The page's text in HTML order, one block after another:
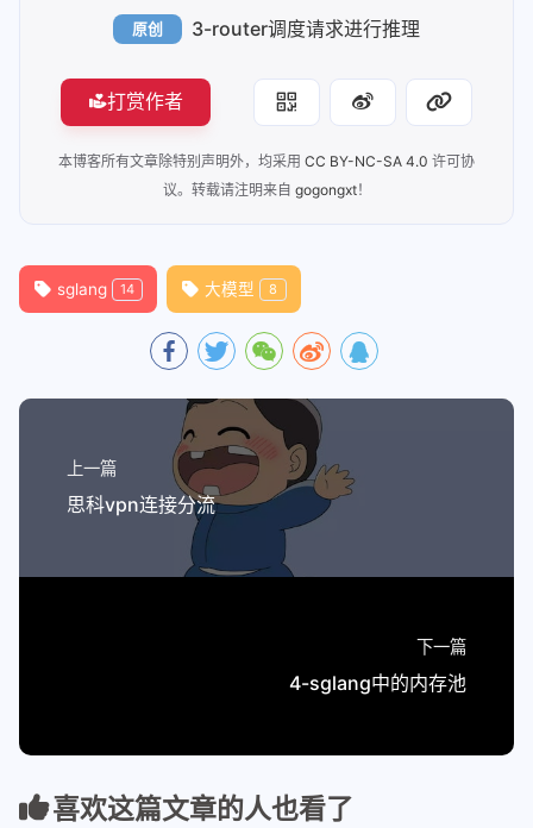
原创 3-router调度请求进行推理
打赏作者
本博客所有文章除特别声明外，均采用 CC BY-NC-SA 4.0 许可协
议。转载请注明来自 gogongxt！
sglang 14 大模型 8
上一篇
思科vpn连接分流
下一篇
4-sglang中的内存池
喜欢这篇文章的人也看了